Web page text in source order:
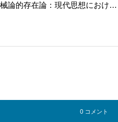
械論的存在論：現代思想における
0 コメント